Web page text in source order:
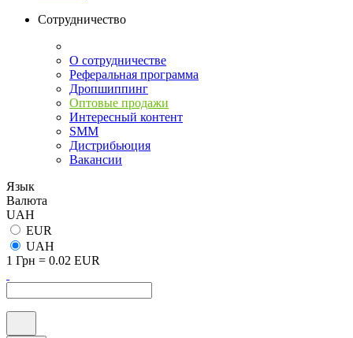
Сотрудничество
О сотрудничестве
Реферальная программа
Дропшиппинг
Оптовые продажи
Интересный контент
SMM
Дистрибьюция
Вакансии
Язык
Валюта
UAH
EUR
UAH
1 Грн = 0.02 EUR